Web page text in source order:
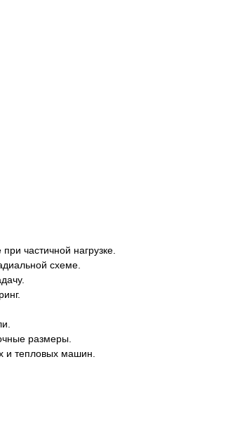
частичной нагрузке.
схеме.
размеры.
и тепловых машин.